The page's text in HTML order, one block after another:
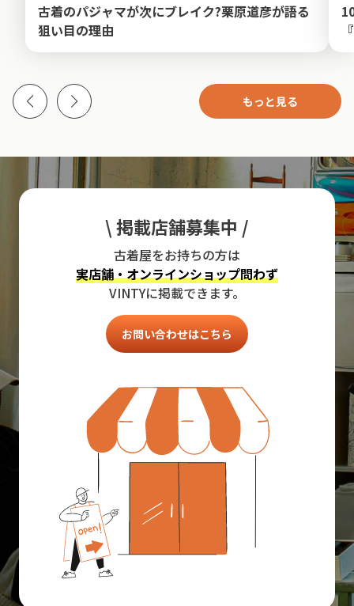
古着のパジャマが次にブレイク?栗原道彦が語る
狙い目の理由
もっと見る
\ 掲載店舗募集中 /
古着屋をお持ちの方は
実店舗・オンラインショップ問わず
VINTYに掲載できます。
お問い合わせはこちら